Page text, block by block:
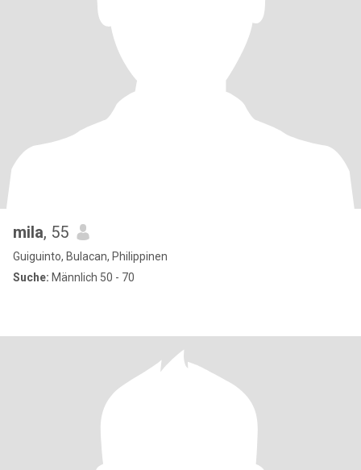
mila, 55
Guiguinto, Bulacan, Philippinen
Suche: Männlich 50 - 70